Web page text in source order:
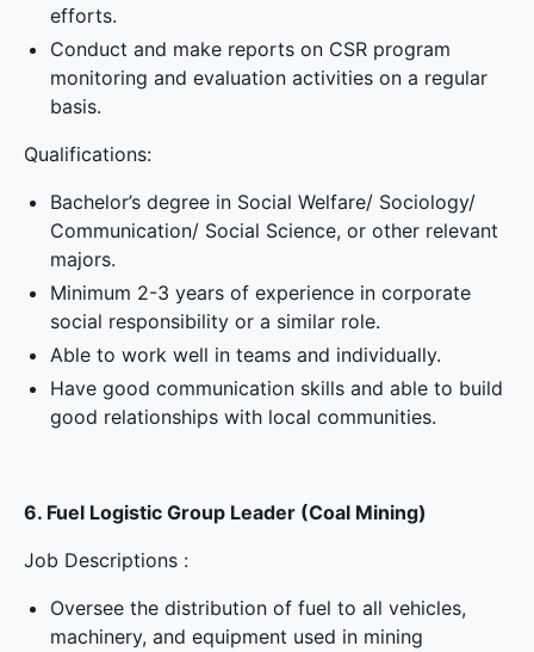
efforts.
Conduct and make reports on CSR program
monitoring and evaluation activities on a regular
basis.
Qualifications:
Bachelor’s degree in Social Welfare/ Sociology/
Communication/ Social Science, or other relevant
majors.
Minimum 2-3 years of experience in corporate
social responsibility or a similar role.
Able to work well in teams and individually.
Have good communication skills and able to build
good relationships with local communities.
6. Fuel Logistic Group Leader (Coal Mining)
Job Descriptions :
Oversee the distribution of fuel to all vehicles,
machinery, and equipment used in mining